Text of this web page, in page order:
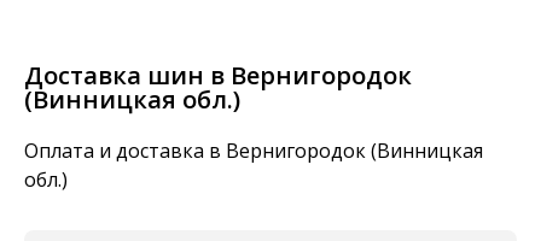
Доставка шин в Вернигородок
(Винницкая обл.)
Оплата и доставка в Вернигородок (Винницкая
обл.)